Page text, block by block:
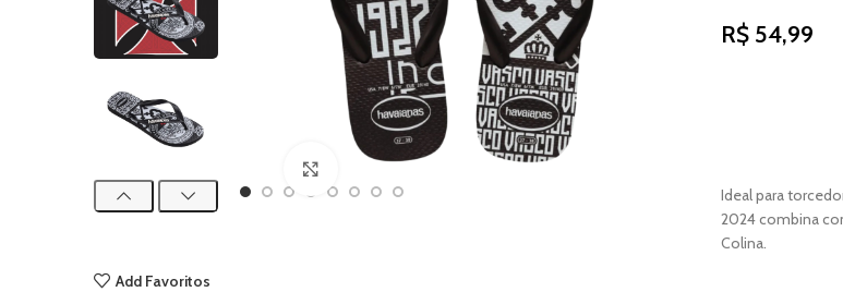
Add Favoritos
R$ 54,99
Ideal para
2024 combina
Colina.